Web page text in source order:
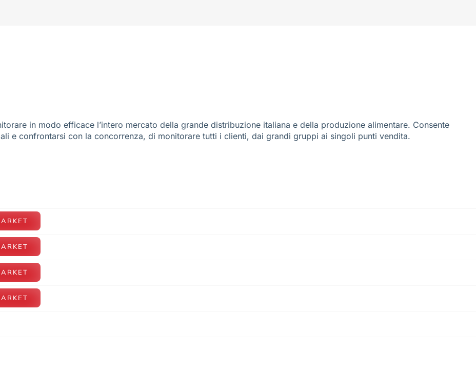
in modo efficace l’intero mercato della grande distribuzione italiana e della produzione alimentare. Consente
e confrontarsi con la concorrenza, di monitorare tutti i clienti, dai grandi gruppi ai singoli punti vendita.